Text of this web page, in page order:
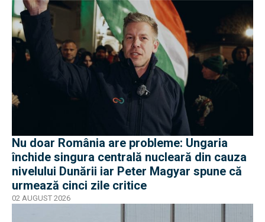
Nu doar România are probleme: Ungaria
închide singura centrală nucleară din cauza
nivelului Dunării iar Peter Magyar spune că
urmează cinci zile critice
02 AUGUST 2026